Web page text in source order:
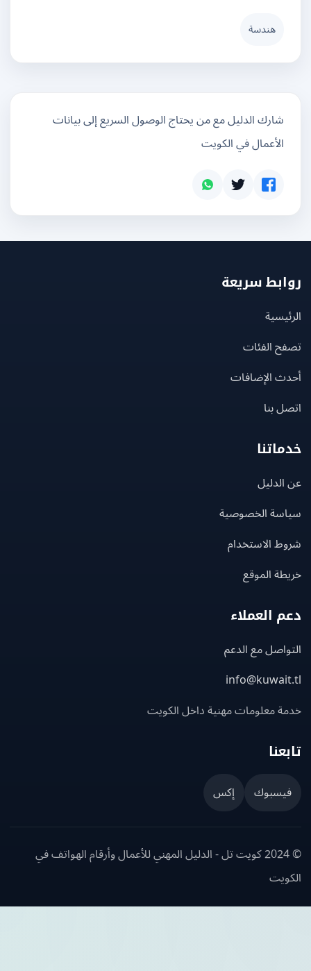
هندسة
شارك الدليل مع من يحتاج الوصول السريع إلى بيانات
الأعمال في الكويت
سريعة
الفئات
الإضافات
بنا
الخصوصية
الاستخدام
الموقع
العملاء
مع الدعم
معلومات مهنية داخل الكويت
إكس
© 2024 كويت تل - الدليل المهني للأعمال وأرقام الهواتف في